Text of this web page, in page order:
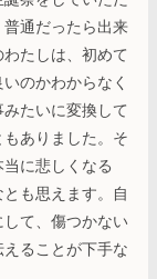
通だったら出来
たしは、初めて
のかわからなく
たいに変換して
ありました。そ
に悲しくなる
も思えます。自
て、傷つかない
ることが下手な